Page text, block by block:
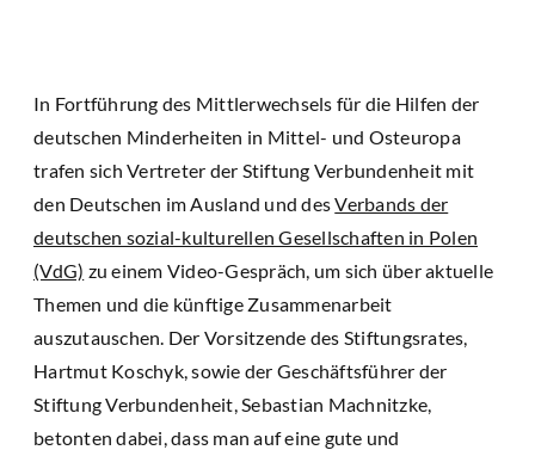
In Fortführung des Mittlerwechsels für die Hilfen der
deutschen Minderheiten in Mittel- und Osteuropa
trafen sich Vertreter der Stiftung Verbundenheit mit
den Deutschen im Ausland und desVerbands der
deutschen sozial-kulturellen Gesellschaften in Polen
(VdG) zu einem Video-Gespräch, um sich über aktuelle
Themen und die künftige Zusammenarbeit
auszutauschen. Der Vorsitzende des Stiftungsrates,
Hartmut Koschyk, sowie der Geschäftsführer der
Stiftung Verbundenheit, Sebastian Machnitzke,
betonten dabei, dass man auf eine gute und